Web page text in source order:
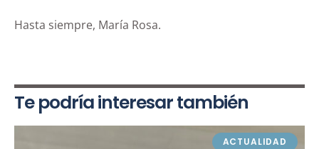
Hasta siempre, María Rosa.
Te podría interesar también
ACTUALIDAD